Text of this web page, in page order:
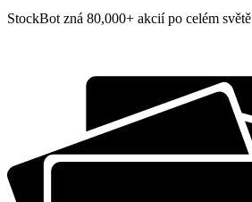
StockBot zná 80,000+ akcií po celém světě